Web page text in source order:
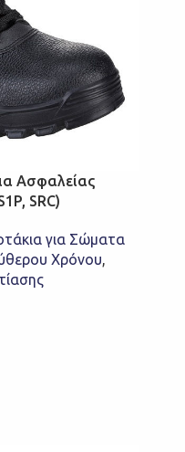
Ασφαλείας
SRC)
για Σώματα
Χρόνου,